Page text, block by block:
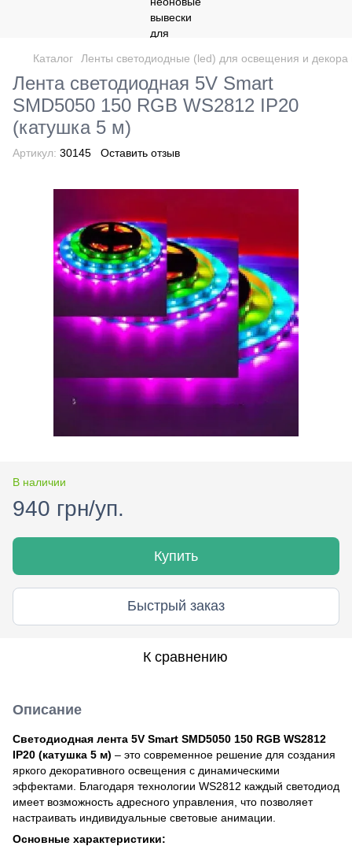
Каталог Ленты светодиодные (led) для освещения и
Лента светодиодная 5V Smart
SMD5050 150 RGB WS2812 IP20
(катушка 5 м)
Артикул: 30145 Оставить отзыв
В наличии
940 грн/уп.
Купить
Быстрый заказ
К сравнению
Описание
Светодиодная лента 5V Smart SMD5050 150 RGB WS2812
IP20 (катушка 5 м) – это современное решение для создания
яркого декоративного освещения с динамическими
эффектами. Благодаря технологии WS2812 каждый светодиод
имеет возможность адресного управления, что позволяет
настраивать индивидуальные световые анимации.
Основные характеристики: